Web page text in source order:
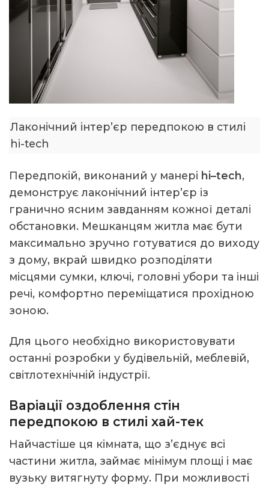
Лаконічний інтер’єр передпокою в стилі
hi-tech
Передпокій, виконаний у манері hi–tech,
демонструє лаконічний інтер’єр із
гранично ясним завданням кожної деталі
обстановки. Мешканцям житла має бути
максимально зручно готуватися до виходу
з дому, вкрай швидко розподіляти
місцями сумки, ключі, головні убори та інші
речі, комфортно переміщатися прохідною
зоною.
Для цього необхідно використовувати
останні розробки у будівельній, меблевій,
світлотехнічній індустрії.
Варіації оздоблення стін
передпокою в стилі хай-тек
Найчастіше ця кімната, що з’єднує всі
частини житла, займає мінімум площі і має
вузьку витягнуту форму. При можливості